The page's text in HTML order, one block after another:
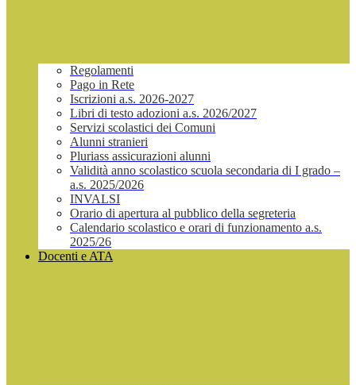
Regolamenti
Pago in Rete
Iscrizioni a.s. 2026-2027
Libri di testo adozioni a.s. 2026/2027
Servizi scolastici dei Comuni
Alunni stranieri
Pluriass assicurazioni alunni
Validità anno scolastico scuola secondaria di I grado –
a.s. 2025/2026
INVALSI
Orario di apertura al pubblico della segreteria
Calendario scolastico e orari di funzionamento a.s.
2025/26
Docenti e ATA